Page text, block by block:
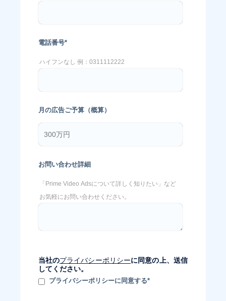
電話番号*
ハイフンなし 例：0311112222
月の広告ご予算（概算）
お問い合わせ詳細
「Prime Video Adsについて詳しく知りたい」など
お気軽にお問い合わせください。
当社のプライバシーポリシーに同意の上、送信
してください。
プライバシーポリシーに同意する*